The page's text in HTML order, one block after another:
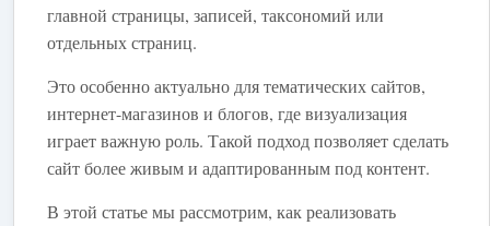
главной страницы, записей, таксономий или
отдельных страниц.
Это особенно актуально для тематических сайтов,
интернет-магазинов и блогов, где визуализация
играет важную роль. Такой подход позволяет сделать
сайт более живым и адаптированным под контент.
В этой статье мы рассмотрим, как реализовать